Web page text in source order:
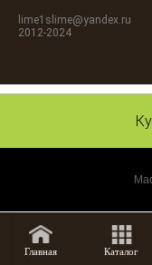
lime1slime@yandex.ru
2012-2024
Главная Каталог